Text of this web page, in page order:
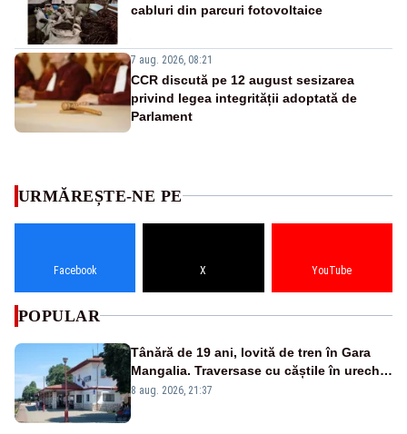
cabluri din parcuri fotovoltaice
7 aug. 2026, 08:21
CCR discută pe 12 august sesizarea
privind legea integrității adoptată de
Parlament
URMĂREȘTE-NE PE
Facebook X YouTube
POPULAR
Tânără de 19 ani, lovită de tren în Gara
Mangalia. Traversase cu căștile în urechi
liniile printr-un loc nepermis
8 aug. 2026, 21:37